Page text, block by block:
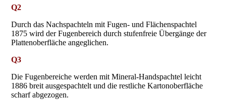
Q2
Durch das Nachspachteln mit Fugen- und Flächenspachtel
1875 wird der Fugenbereich durch stufenfreie Übergänge der
Plattenoberfläche angeglichen.
Q3
Die Fugenbereiche werden mit Mineral-Handspachtel leicht
1886 breit ausgespachtelt und die restliche Kartonoberfläche
scharf abgezogen.